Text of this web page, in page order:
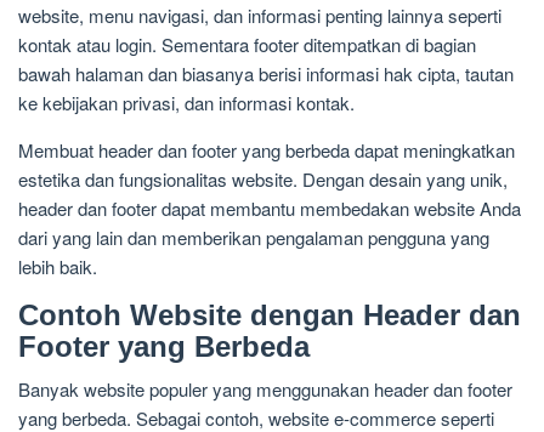
website, menu navigasi, dan informasi penting lainnya seperti
kontak atau login. Sementara footer ditempatkan di bagian
bawah halaman dan biasanya berisi informasi hak cipta, tautan
ke kebijakan privasi, dan informasi kontak.
Membuat header dan footer yang berbeda dapat meningkatkan
estetika dan fungsionalitas website. Dengan desain yang unik,
header dan footer dapat membantu membedakan website Anda
dari yang lain dan memberikan pengalaman pengguna yang
lebih baik.
Contoh Website dengan Header dan
Footer yang Berbeda
Banyak website populer yang menggunakan header dan footer
yang berbeda. Sebagai contoh, website e-commerce seperti